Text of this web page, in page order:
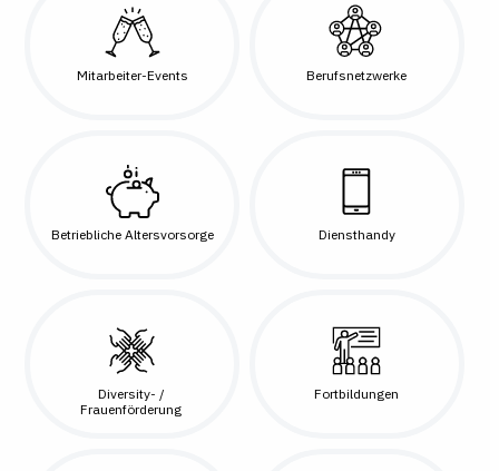
Mitarbeiter-Events Berufsnetzwerke
Betriebliche Altersvorsorge Diensthandy
Diversity- /
Frauenförderung
Fortbildungen